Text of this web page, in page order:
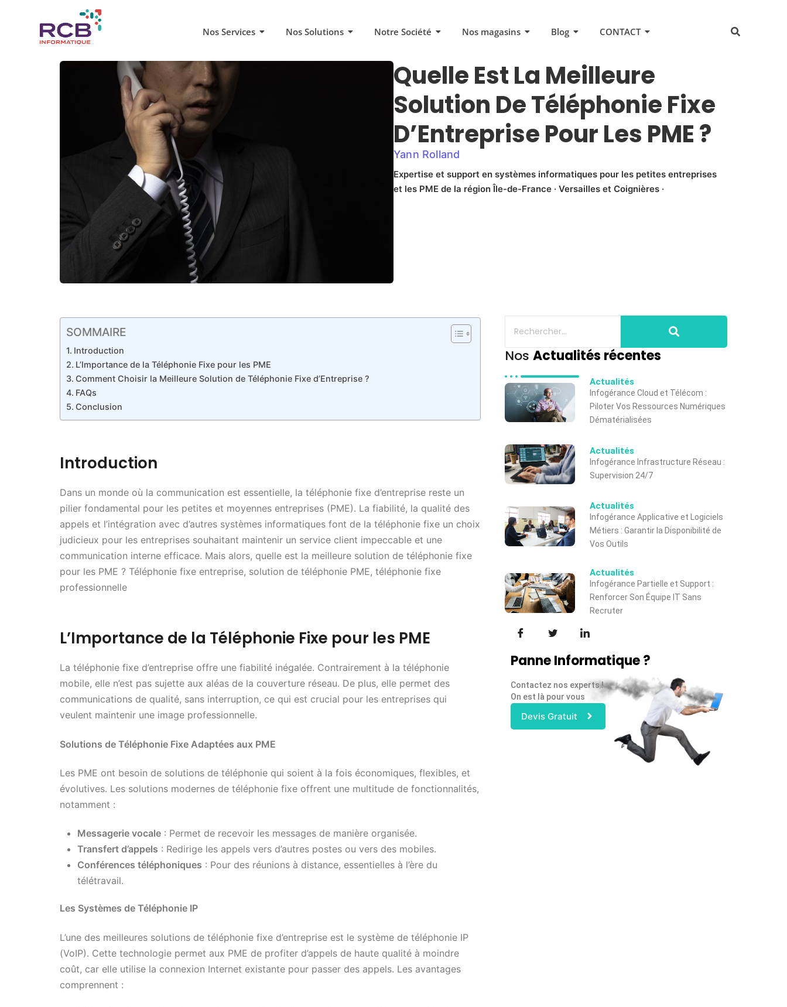
Nos Services Nos Solutions Notre Société Nos magasins Blog CONTACT
Quelle Est La Meilleure
Solution De Téléphonie Fixe
D’Entreprise Pour Les PME ?
Yann Rolland
Expertise et support en systèmes informatiques pour les petites entreprises
et les PME de la région Île-de-France · Versailles et Coignières ·
SOMMAIRE
Introduction
L’Importance de la Téléphonie Fixe pour les PME
Comment Choisir la Meilleure Solution de Téléphonie Fixe d’Entreprise ?
FAQs
Conclusion
Introduction
Dans un monde où la communication est essentielle, la téléphonie fixe d’entreprise reste un
pilier fondamental pour les petites et moyennes entreprises (PME). La fiabilité, la qualité des
appels et l’intégration avec d’autres systèmes informatiques font de la téléphonie fixe un choix
judicieux pour les entreprises souhaitant maintenir un service client impeccable et une
communication interne efficace. Mais alors, quelle est la meilleure solution de téléphonie fixe
pour les PME ? Téléphonie fixe entreprise, solution de téléphonie PME, téléphonie fixe
professionnelle
L’Importance de la Téléphonie Fixe pour les PME
La téléphonie fixe d’entreprise offre une fiabilité inégalée. Contrairement à la téléphonie
mobile, elle n’est pas sujette aux aléas de la couverture réseau. De plus, elle permet des
communications de qualité, sans interruption, ce qui est crucial pour les entreprises qui
veulent maintenir une image professionnelle.
Solutions de Téléphonie Fixe Adaptées aux PME
Les PME ont besoin de solutions de téléphonie qui soient à la fois économiques, flexibles, et
évolutives. Les solutions modernes de téléphonie fixe offrent une multitude de fonctionnalités,
notamment :
Messagerie vocale : Permet de recevoir les messages de manière organisée.
Transfert d’appels : Redirige les appels vers d’autres postes ou vers des mobiles.
Conférences téléphoniques : Pour des réunions à distance, essentielles à l’ère du
télétravail.
Les Systèmes de Téléphonie IP
L’une des meilleures solutions de téléphonie fixe d’entreprise est le système de téléphonie IP
(VoIP). Cette technologie permet aux PME de profiter d’appels de haute qualité à moindre
coût, car elle utilise la connexion Internet existante pour passer des appels. Les avantages
comprennent :
Nos Actualités récentes
Actualités
Infogérance Cloud et Télécom :
Piloter Vos Ressources Numériques
Dématérialisées
Actualités
Infogérance Infrastructure Réseau :
Supervision 24/7
Actualités
Infogérance Applicative et Logiciels
Métiers : Garantir la Disponibilité de
Vos Outils
Actualités
Infogérance Partielle et Support :
Renforcer Son Équipe IT Sans
Recruter
Panne Informatique ?
Contactez nos experts !
On est là pour vous
Devis Gratuit